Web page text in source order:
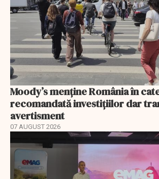
Moody’s menține România în
recomandată investițiilor dar
avertisment
07 AUGUST 2026